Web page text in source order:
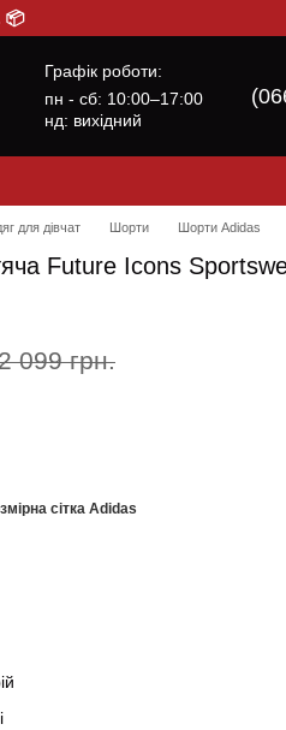
📦
Графік роботи:
пн - сб: 10:00–17:00
нд: вихідний
для дівчат Шорти Шорти Adidas
Future Icons
099 грн.
сітка Adidas